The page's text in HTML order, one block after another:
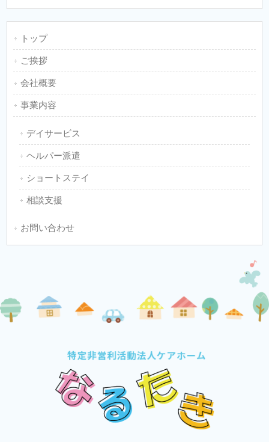
トップ
ご挨拶
会社概要
事業内容
デイサービス
ヘルパー派遣
ショートステイ
相談支援
お問い合わせ